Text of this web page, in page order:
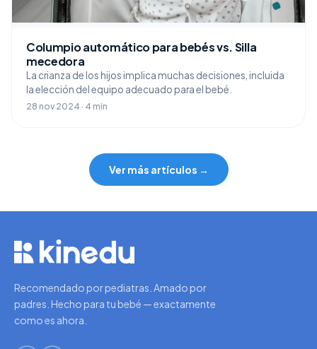
Columpio automático para bebés vs. Silla
mecedora
La crianza de los hijos implica muchas decisiones, incluida
la elección del equipo adecuado para el bebé.
28 nov 2024 · 4 min
Ver más artículos →
Recomendado por pediatras. Amado por
padres. Hecho para tu bebé — exactamente
como es ahora.